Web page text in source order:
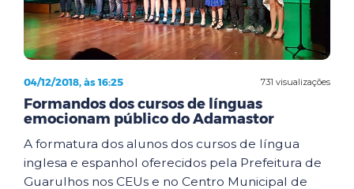
731 visualizações
04/12/2018, às 16:25
Formandos dos cursos de línguas
emocionam público do Adamastor
A formatura dos alunos dos cursos de língua
inglesa e espanhol oferecidos pela Prefeitura de
Guarulhos nos CEUs e no Centro Municipal de